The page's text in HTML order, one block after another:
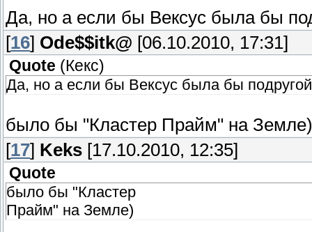
Да, но а если бы Вексус была бы
[16] Ode$$itk@ [06.10.2010, 17:31]
Quote (Кекс)
Да, но а если бы Вексус была бы
было бы "Кластер Прайм" на Земле)
[17] Keks [17.10.2010, 12:35]
Quote
было бы "Кластер
Прайм" на Земле)